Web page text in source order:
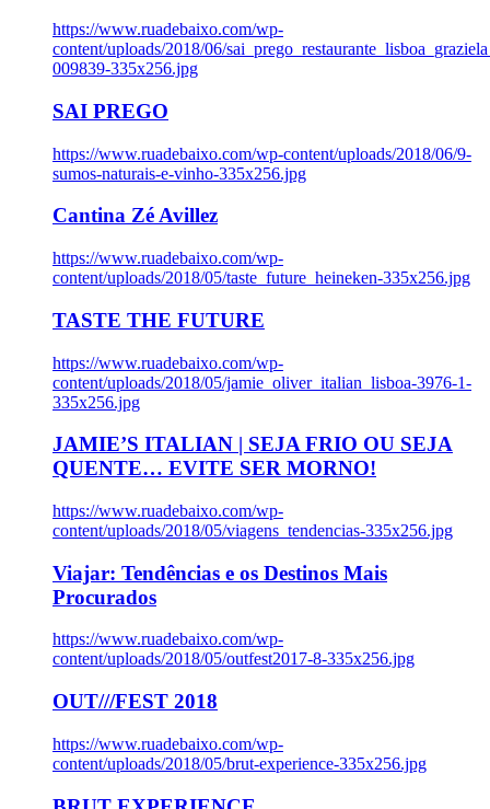
https://www.ruadebaixo.com/wp-
content/uploads/2018/06/
009839-335x256.jpg
SAI PREGO
https://www.ruadebaixo.com/wp-content/uploads/2018/06/9-
sumos-naturais-e-vinho-335x256.jpg
Cantina Zé Avillez
https://www.ruadebaixo.com/wp-
content/uploads/2018/05/taste_future_heineken-335x256.jpg
TASTE THE FUTURE
https://www.ruadebaixo.com/wp-
content/uploads/2018/05/jamie_oliver_italian_lisboa-3976-1-
335x256.jpg
JAMIE’S ITALIAN | SEJA FRIO OU SEJA
QUENTE… EVITE SER MORNO!
https://www.ruadebaixo.com/wp-
content/uploads/2018/05/viagens_tendencias-335x256.jpg
Viajar: Tendências e os Destinos Mais
Procurados
https://www.ruadebaixo.com/wp-
content/uploads/2018/05/outfest2017-8-335x256.jpg
OUT///FEST 2018
https://www.ruadebaixo.com/wp-
content/uploads/2018/05/brut-experience-335x256.jpg